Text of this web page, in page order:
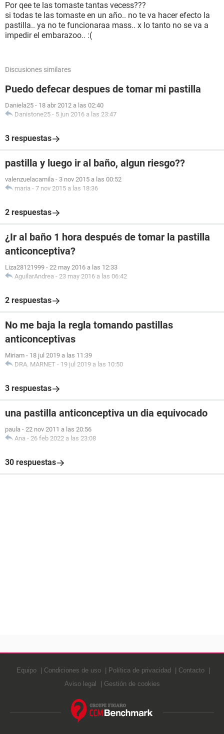
Por qee te las tomaste tantas vecess???
si todas te las tomaste en un año.. no te va hacer efecto la
pastilla.. ya no te funcionaraa mass.. x lo tanto no se va a
impedir el embarazoo.. :(
Discusiones similares
Puedo defecar despues de tomar mi pastilla
Daniela25 - 18 abr 2012 a las 02:40
Danistone25 - 5 jun 2016 a las 23:47
3 respuestas
pastilla y luego ir al baño, algun riesgo??
valenzuelacamila - 3 nov 2015 a las 00:52
maria - 7 nov 2015 a las 18:36
2 respuestas
¿Ir al baño 1 hora después de tomar la pastilla
anticonceptiva?
Liza28121999 - 22 may 2016 a las 12:33
AguilarAndrea - 23 may 2016 a las 06:42
2 respuestas
No me baja la regla tomando pastillas
anticonceptivas
Miriam - 18 jul 2019 a las 11:39
DRA. MARNET - 19 jul 2019 a las 10:50
3 respuestas
una pastilla anticonceptiva un dia equivocado
paula - 22 nov 2011 a las 20:56
Ana - 26 feb 2022 a las 23:08
30 respuestas
Equipo Condiciones de uso Política de privacidad
Contacto
Aviso legal
Gestión de cookies